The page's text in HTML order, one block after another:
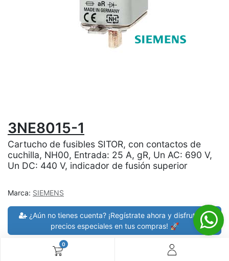
0
3NE8015-1
Cartucho de fusibles SITOR, con contactos de
cuchilla, NH00, Entrada: 25 A, gR, Un AC: 690 V,
Un DC: 440 V, indicador de fusión superior
Marca: SIEMENS
¿Aún no tienes cuenta? ¡Regístrate ahora y disfruta de
precios especiales en tus compras! 🚀
30 días de devolución